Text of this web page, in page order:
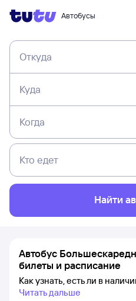
Автобусы
Откуда
Куда
Когда
Кто едет
Найти
Автобус
билеты и расписание
Как узнать, есть ли в
Читать дальше